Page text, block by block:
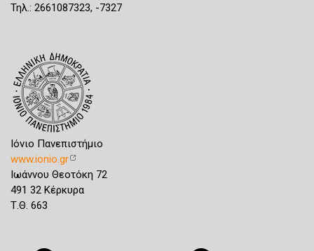
Τηλ.: 2661087323, -7327
Ιόνιο Πανεπιστήμιο
www.ionio.gr
Ιωάννου Θεοτόκη 72
491 32 Κέρκυρα
Τ.Θ. 663